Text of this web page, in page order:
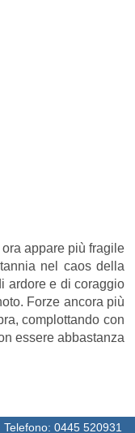
appare più fragile
nel caos della
ardore e di coraggio
Forze ancora più
complottando con
essere abbastanza
Telefono: 0445 520931